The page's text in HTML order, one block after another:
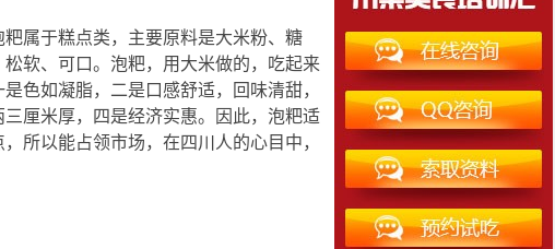
属于糕点类，主要原料是大米粉、糖
软、可口。泡粑，用大米做的，吃起来
色如凝脂，二是口感舒适，回味清甜，
厘米厚，四是经济实惠。因此，泡粑适
所以能占领市场，在四川人的心目中，